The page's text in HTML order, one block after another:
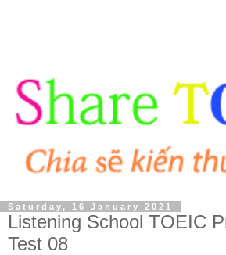
Saturday, 16 January 2021
Listening School TOEIC
Test 08